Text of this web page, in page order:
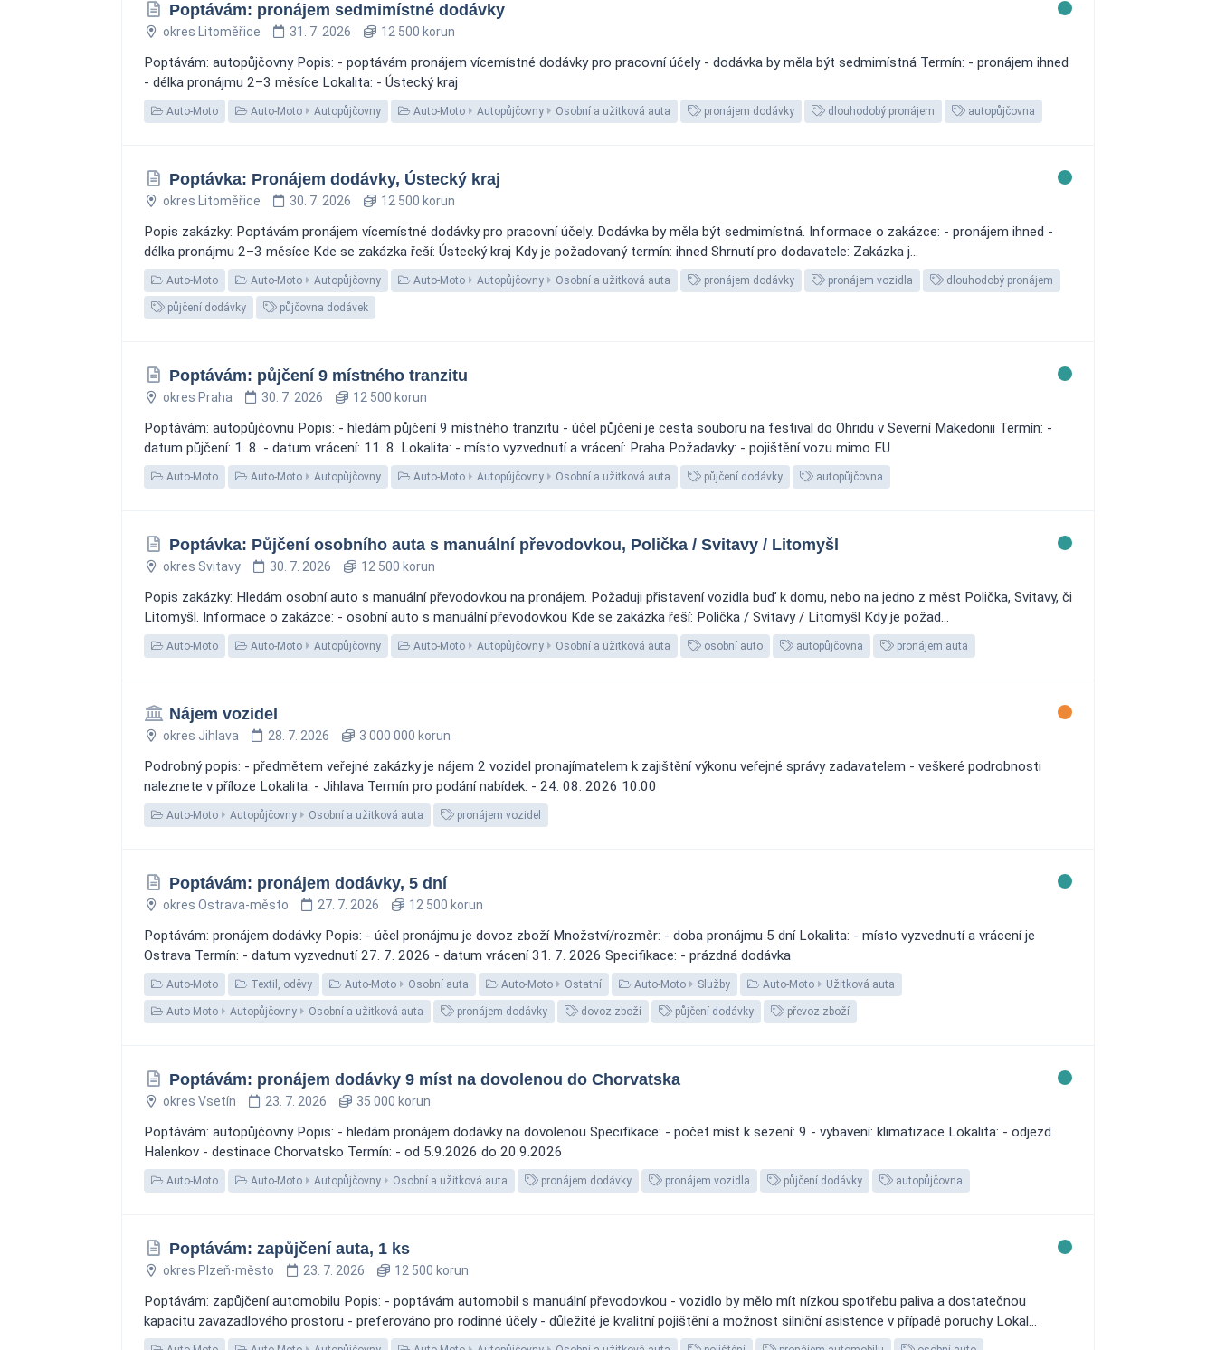
Poptávám: pronájem sedmimístné dodávky
okres Litoměřice 31. 7. 2026 12 500 korun
Poptávám: autopůjčovny Popis: - poptávám pronájem vícemístné dodávky pro pracovní účely - dodávka by měla být sedmimístná Termín: - pronájem ihned
- délka pronájmu 2–3 měsíce Lokalita: - Ústecký kraj
Auto-Moto Auto-Moto Autopůjčovny Auto-Moto Autopůjčovny Osobní a užitková auta pronájem dodávky dlouhodobý pronájem autopůjčovna
Poptávka: Pronájem dodávky, Ústecký kraj
okres Litoměřice 30. 7. 2026 12 500 korun
Popis zakázky: Poptávám pronájem vícemístné dodávky pro pracovní účely. Dodávka by měla být sedmimístná. Informace o zakázce: - pronájem ihned -
délka pronájmu 2–3 měsíce Kde se zakázka řeší: Ústecký kraj Kdy je požadovaný termín: ihned Shrnutí pro dodavatele: Zakázka j...
Auto-Moto Auto-Moto Autopůjčovny Auto-Moto Autopůjčovny Osobní a užitková auta pronájem dodávky pronájem vozidla dlouhodobý pronájem
půjčení dodávky půjčovna dodávek
Poptávám: půjčení 9 místného tranzitu
okres Praha 30. 7. 2026 12 500 korun
Poptávám: autopůjčovnu Popis: - hledám půjčení 9 místného tranzitu - účel půjčení je cesta souboru na festival do Ohridu v Severní Makedonii Termín: -
datum půjčení: 1. 8. - datum vrácení: 11. 8. Lokalita: - místo vyzvednutí a vrácení: Praha Požadavky: - pojištění vozu mimo EU
Auto-Moto Auto-Moto Autopůjčovny Auto-Moto Autopůjčovny Osobní a užitková auta půjčení dodávky autopůjčovna
Poptávka: Půjčení osobního auta s manuální převodovkou, Polička / Svitavy / Litomyšl
okres Svitavy 30. 7. 2026 12 500 korun
Popis zakázky: Hledám osobní auto s manuální převodovkou na pronájem. Požaduji přistavení vozidla buď k domu, nebo na jedno z měst Polička, Svitavy, či
Litomyšl. Informace o zakázce: - osobní auto s manuální převodovkou Kde se zakázka řeší: Polička / Svitavy / Litomyšl Kdy je požad...
Auto-Moto Auto-Moto Autopůjčovny Auto-Moto Autopůjčovny Osobní a užitková auta osobní auto autopůjčovna pronájem auta
Nájem vozidel
okres Jihlava 28. 7. 2026 3 000 000 korun
Podrobný popis: - předmětem veřejné zakázky je nájem 2 vozidel pronajímatelem k zajištění výkonu veřejné správy zadavatelem - veškeré podrobnosti
naleznete v příloze Lokalita: - Jihlava Termín pro podání nabídek: - 24. 08. 2026 10:00
Auto-Moto Autopůjčovny Osobní a užitková auta pronájem vozidel
Poptávám: pronájem dodávky, 5 dní
okres Ostrava-město 27. 7. 2026 12 500 korun
Poptávám: pronájem dodávky Popis: - účel pronájmu je dovoz zboží Množství/rozměr: - doba pronájmu 5 dní Lokalita: - místo vyzvednutí a vrácení je
Ostrava Termín: - datum vyzvednutí 27. 7. 2026 - datum vrácení 31. 7. 2026 Specifikace: - prázdná dodávka
Auto-Moto Textil, oděvy Auto-Moto Osobní auta Auto-Moto Ostatní Auto-Moto Služby Auto-Moto Užitková auta
Auto-Moto Autopůjčovny Osobní a užitková auta pronájem dodávky dovoz zboží půjčení dodávky převoz zboží
Poptávám: pronájem dodávky 9 míst na dovolenou do Chorvatska
okres Vsetín 23. 7. 2026 35 000 korun
Poptávám: autopůjčovny Popis: - hledám pronájem dodávky na dovolenou Specifikace: - počet míst k sezení: 9 - vybavení: klimatizace Lokalita: - odjezd
Halenkov - destinace Chorvatsko Termín: - od 5.9.2026 do 20.9.2026
Auto-Moto Auto-Moto Autopůjčovny Osobní a užitková auta pronájem dodávky pronájem vozidla půjčení dodávky autopůjčovna
Poptávám: zapůjčení auta, 1 ks
okres Plzeň-město 23. 7. 2026 12 500 korun
Poptávám: zapůjčení automobilu Popis: - poptávám automobil s manuální převodovkou - vozidlo by mělo mít nízkou spotřebu paliva a dostatečnou
kapacitu zavazadlového prostoru - preferováno pro rodinné účely - důležité je kvalitní pojištění a možnost silniční asistence v případě poruchy Lokal...